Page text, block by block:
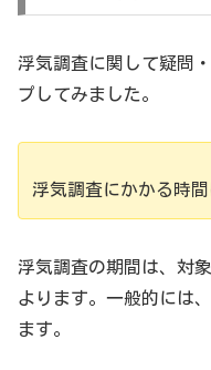
浮気調査に関して疑問
プしてみました。
浮気調査にかかる時間
浮気調査の期間は、対
よります。一般的には
ます。